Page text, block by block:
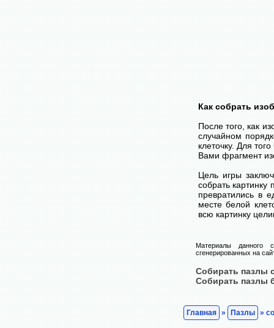
Как собрать
После того, как
случайном
клеточку. Для
Вами фрагмент
Цель игры
собрать
превратились в
месте белой
всю картинку
Материалы данного
сгенерированных на
Собирать пазлы
Собирать пазлы
Главная » Пазлы »